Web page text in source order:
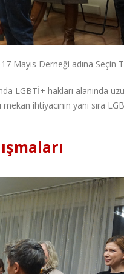
Mayıs Derneği adına Seçin
LGBTİ+ hakları alanında
ihtiyacının yanı sıra